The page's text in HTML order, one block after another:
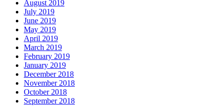
August 2019
July 2019
June 2019
May 2019
April 2019
March 2019
February 2019
January 2019
December 2018
November 2018
October 2018
September 2018